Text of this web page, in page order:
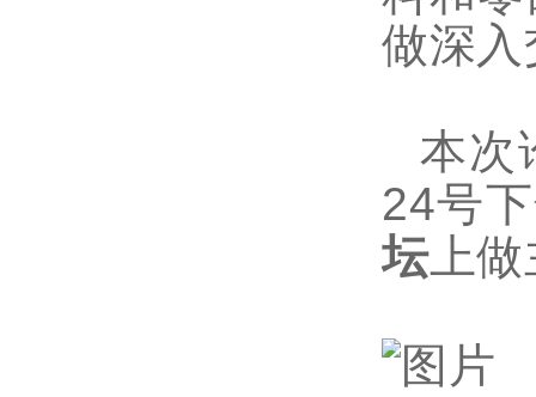
做深
本次
24号
坛上做